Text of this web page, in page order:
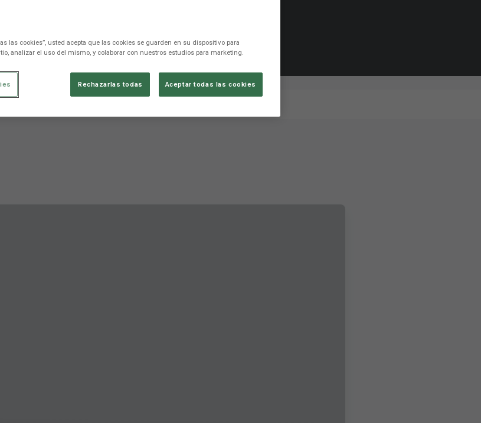
las cookies”, usted acepta que las cookies se guarden en su dispositivo para
analizar el uso del mismo, y colaborar con nuestros estudios para marketing.
Rechazarlas todas Aceptar todas las cookies